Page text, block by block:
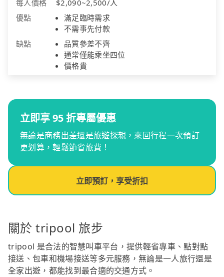
每人價格
$2,090~2,500/人
優點
滿足臨時需求
不需事先付款
缺點
品質參差不齊
通常僅能乘坐四位
價格貴
立即享 95 折專屬優惠
無論是商務出差還是旅遊探親，來回行程一次預訂
更划算，輕鬆節省旅費！
立即預訂，享受折扣
關於 tripool 旅步
tripool 是合法的智慧叫車平台，提供輕省專車、點對點
接送、包車和機場接送等多元服務，無論是一人旅行還是
全家出遊，都能找到最合適的交通方式。